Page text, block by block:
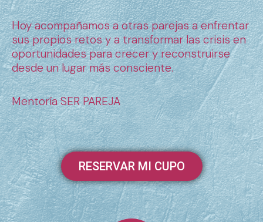
Hoy acompañamos a otras parejas a enfrentar
sus propios retos y a transformar las crisis en
oportunidades para crecer y reconstruirse
desde un lugar más consciente.
Mentoría SER PAREJA
RESERVAR MI CUPO